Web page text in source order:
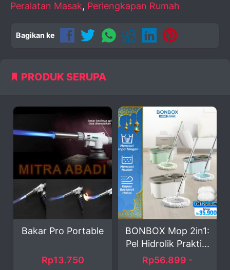
Peralatan Masak, Perlengkapan Rumah
Bagikan ke
PRODUK SERUPA
BONBOX Mop 2in1:
Pel Hidrolik Prakti...
Rp56.899 -
Termos Teh
Wadah
Rp318.000 -